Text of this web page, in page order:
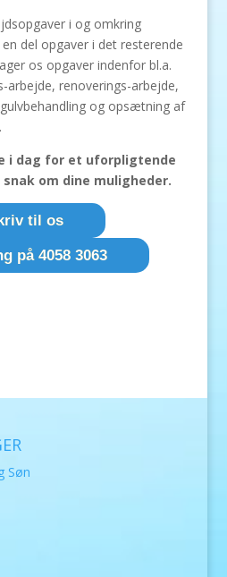
i og omkring
del opgaver i det resterende
os opgaver indenfor bl.a.
arbejde, renoverings-arbejde,
og opsætning af
i dag for et uforpligtende
om dine muligheder.
til os
på 4058 3063
Søn